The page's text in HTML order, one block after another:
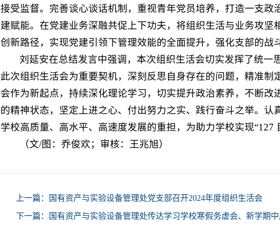
接受监督。完善谈心谈话机制，重视青年党员培养，打造一支
建赋能。在党建业务深融共促上下功夫，将组织生活与业务攻
创新路径，实现党建引领下管理效能的全面提升，强化支部的战
刘延安在总结发言中强调，本次组织生活会切实发挥了统
此次组织生活会为重要契机，深刻反思自身存在的问题，精准
会作为新起点，持续深化理论学习，切实提升政治素养，不断
的精神状态，坚定上进之心、付出努力之实、践行奋斗之举。认
学校高质量、高水平、高速度发展的重担，为助力学校实现“127
（文/图：乔俊欢；审核：王兆旭）
上一篇： 国有资产与实验设备管理处党支部召开2024年度组织生活会
下一篇： 国有资产与实验设备管理处传达学习学校寒假务虚会、新学期